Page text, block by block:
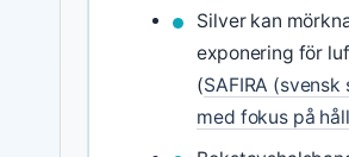
Silver kan
exponering för
(SAFIRA
med fokus på